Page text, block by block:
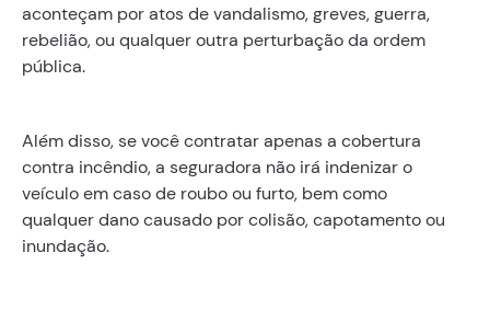
aconteçam por atos de vandalismo, greves, guerra,
rebelião, ou qualquer outra perturbação da ordem
pública.
Além disso, se você contratar apenas a cobertura
contra incêndio, a seguradora não irá indenizar o
veículo em caso de roubo ou furto, bem como
qualquer dano causado por colisão, capotamento ou
inundação.